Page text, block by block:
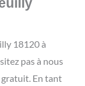
18120 à
pas à nous
En tant